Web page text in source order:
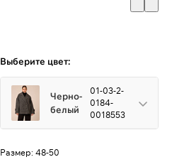
Выберите цвет:
Черно-
белый
01-03-2-
0184-
0018553
Размер: 48-50